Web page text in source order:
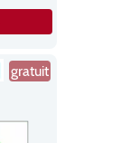
gratuit